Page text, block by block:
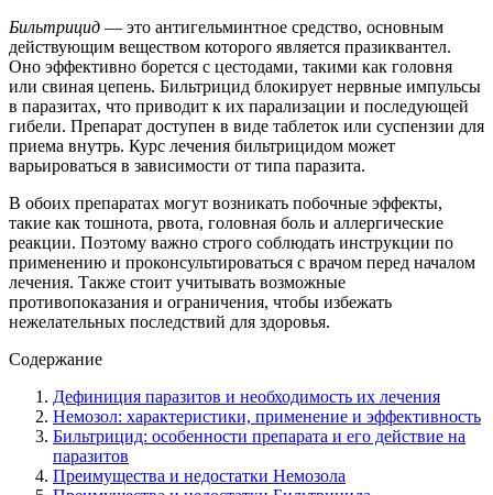
Бильтрицид — это антигельминтное средство, основным
действующим веществом которого является празиквантел.
Оно эффективно борется с цестодами, такими как головня
или свиная цепень. Бильтрицид блокирует нервные импульсы
в паразитах, что приводит к их парализации и последующей
гибели. Препарат доступен в виде таблеток или суспензии для
приема внутрь. Курс лечения бильтрицидом может
варьироваться в зависимости от типа паразита.
В обоих препаратах могут возникать побочные эффекты,
такие как тошнота, рвота, головная боль и аллергические
реакции. Поэтому важно строго соблюдать инструкции по
применению и проконсультироваться с врачом перед началом
лечения. Также стоит учитывать возможные
противопоказания и ограничения, чтобы избежать
нежелательных последствий для здоровья.
Содержание
Дефиниция паразитов и необходимость их лечения
Немозол: характеристики, применение и эффективность
Бильтрицид: особенности препарата и его действие на
паразитов
Преимущества и недостатки Немозола